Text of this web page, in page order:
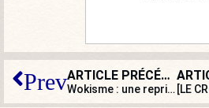
Prev ARTICLE PRÉCÉDENT
Wokisme : une reprise des « X-Files »… qui invisibilise les héros blancs